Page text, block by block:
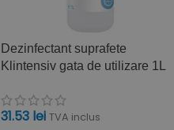
Dezinfectant suprafete
Klintensiv gata de utilizare 1L
31.53 lei TVA inclus